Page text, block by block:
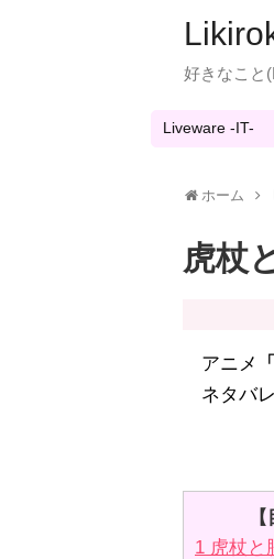
好きなこと
Liveware -IT-
ホーム
虎杖
アニメ
ネタバレ
1 虎杖と